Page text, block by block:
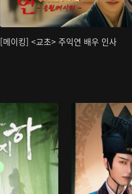
[메이킹] <교초> 주익연 배우 인사